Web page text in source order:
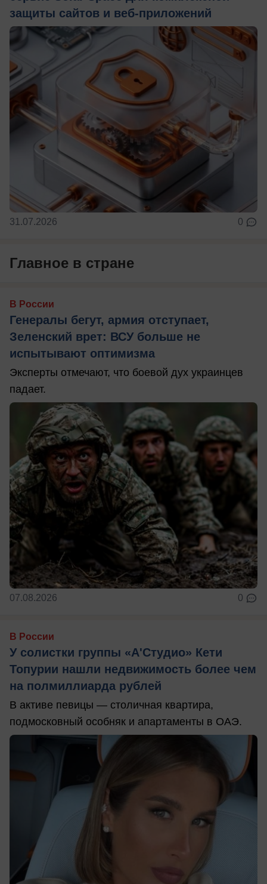
защиты сайтов и веб-приложений
31.07.2026 0
Главное в стране
В России
Генералы бегут, армия отступает,
Зеленский врет: ВСУ больше не
испытывают оптимизма
Эксперты отмечают, что боевой дух украинцев
падает.
07.08.2026 0
В России
У солистки группы «А'Студио» Кети
Топурии нашли недвижимость более чем
на полмиллиарда рублей
В активе певицы — столичная квартира,
подмосковный особняк и апартаменты в ОАЭ.